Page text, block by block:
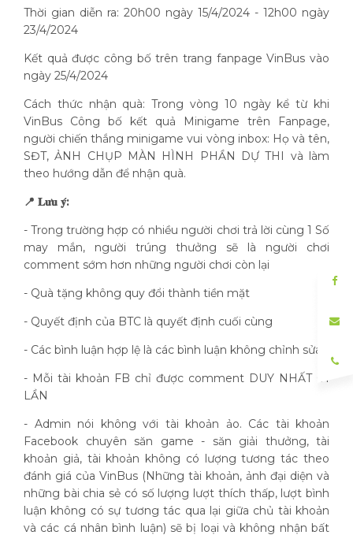
Thời gian diễn ra: 20h00 ngày 15/4/2024 - 12h00 ngày
23/4/2024
Kết quả được công bố trên trang fanpage VinBus vào
ngày 25/4/2024
Cách thức nhận quà: Trong vòng 10 ngày kể từ khi
VinBus Công bố kết quả Minigame trên Fanpage,
người chiến thắng minigame vui vòng inbox: Họ và tên,
SĐT, ẢNH CHỤP MÀN HÌNH PHẦN DỰ THI và làm
theo hướng dẫn để nhận quà.
📍 𝐋𝐮̛𝐮 𝐲́:
- Trong trường hợp có nhiều người chơi trả lời cùng 1 Số
may mắn, người trúng thưởng sẽ là người chơi
comment sớm hơn những người chơi còn lại
- Quà tặng không quy đổi thành tiền mặt
- Quyết định của BTC là quyết định cuối cùng
- Các bình luận hợp lệ là các bình luận không chỉnh sửa
- Mỗi tài khoản FB chỉ được comment DUY NHẤT 01
LẦN
- Admin nói không với tài khoản ảo. Các tài khoản
Facebook chuyên săn game - săn giải thưởng, tài
khoản giả, tài khoản không có lượng tương tác theo
đánh giá của VinBus (Những tài khoản, ảnh đại diện và
những bài chia sẻ có số lượng lượt thích thấp, lượt bình
luận không có sự tương tác qua lại giữa chủ tài khoản
và các cá nhân bình luận) sẽ bị loại và không nhận bất